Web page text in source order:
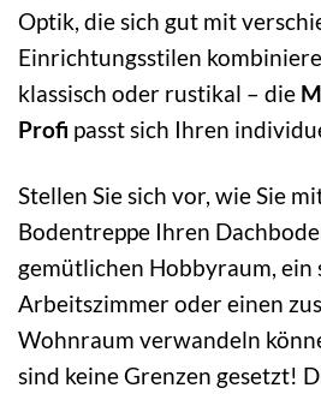
Optik, die sich gut mit
Einrichtungsstilen
klassisch oder rustikal – die
Profi passt sich Ihren
Stellen Sie sich vor, wie Sie
Bodentreppe Ihren
gemütlichen Hobbyraum, ein
Arbeitszimmer oder einen
Wohnraum verwandeln
sind keine Grenzen gesetzt!